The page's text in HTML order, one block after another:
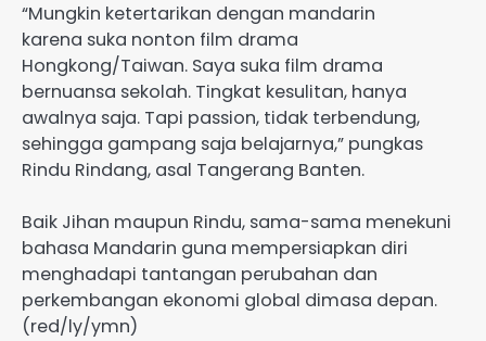
“Mungkin ketertarikan dengan mandarin
karena suka nonton film drama
Hongkong/Taiwan. Saya suka film drama
bernuansa sekolah. Tingkat kesulitan, hanya
awalnya saja. Tapi passion, tidak terbendung,
sehingga gampang saja belajarnya,” pungkas
Rindu Rindang, asal Tangerang Banten.
Baik Jihan maupun Rindu, sama-sama menekuni
bahasa Mandarin guna mempersiapkan diri
menghadapi tantangan perubahan dan
perkembangan ekonomi global dimasa depan.
(red/ly/ymn)